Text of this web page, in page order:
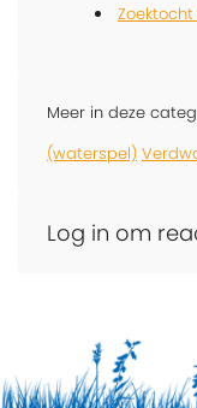
Meer in deze
(waterspel)
Log in om